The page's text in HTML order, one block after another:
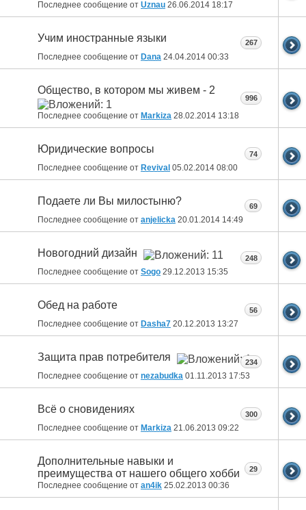
Последнее сообщение от Uznau 26.06.2014 18:17
Учим иностранные языки
Последнее сообщение от Dana 24.04.2014 00:33
267
Общество, в котором мы живем - 2
Последнее сообщение от Markiza 28.02.2014 13:18
996
Юридические вопросы
Последнее сообщение от Revival 05.02.2014 08:00
74
Подаете ли Вы милостыню?
Последнее сообщение от anjelicka 20.01.2014 14:49
69
Новогодний дизайн
Последнее сообщение от Sogo 29.12.2013 15:35
248
Обед на работе
Последнее сообщение от Dasha7 20.12.2013 13:27
56
Защита прав потребителя
Последнее сообщение от nezabudka 01.11.2013 17:53
234
Всё о сновидениях
Последнее сообщение от Markiza 21.06.2013 09:22
300
Дополнительные навыки и
преимущества от нашего общего хобби
Последнее сообщение от an4ik 25.02.2013 00:36
29